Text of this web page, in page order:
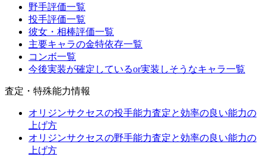
野手評価一覧
投手評価一覧
彼女・相棒評価一覧
主要キャラの金特依存一覧
コンボ一覧
今後実装が確定しているor実装しそうなキャラ一覧
査定・特殊能力情報
オリジンサクセスの投手能力査定と効率の良い能力の
上げ方
オリジンサクセスの野手能力査定と効率の良い能力の
上げ方